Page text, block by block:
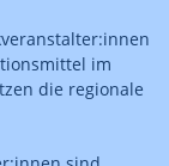
im
die regionale